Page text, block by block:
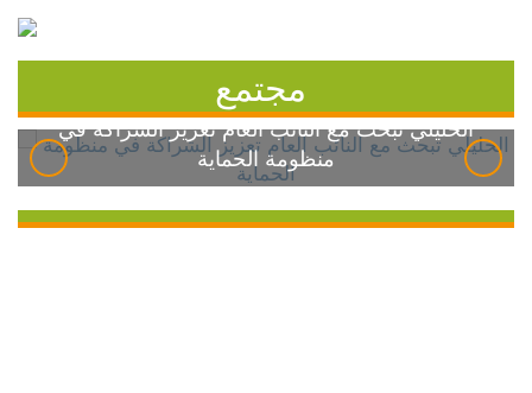
مجتمع
الخليلي تبحث مع النائب العام تعزيز الشراكة في
منظومة الحماية